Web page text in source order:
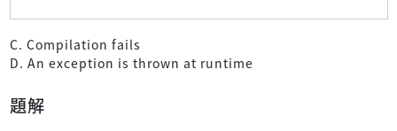
C. Compilation fails
D. An exception is thrown at runtime
題解